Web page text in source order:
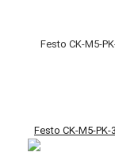
Festo CK-M5-